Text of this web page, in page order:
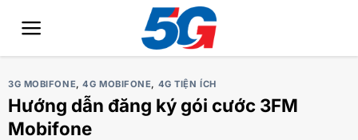
3G MOBIFONE,4G MOBIFONE, 4G TIỆN ÍCH
Hướng dẫn đăng ký gói cước 3FM
Mobifone